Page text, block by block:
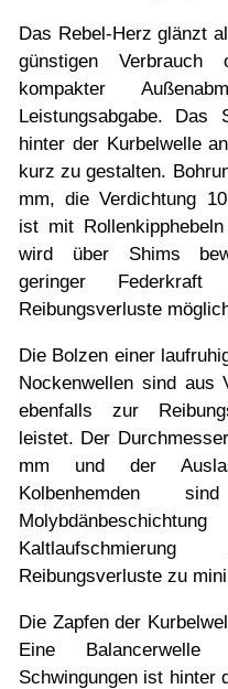
Das Rebel-Herz glänzt
günstigen Verbrauch
kompakter
Leistungsabgabe. Das
hinter der Kurbelwelle
kurz zu gestalten.
mm, die Verdichtung
ist mit
wird über Shims
geringer
Reibungsverluste
Die Bolzen einer
Nockenwellen sind aus
ebenfalls zur
leistet. Der
mm und der
Kolbenhemden
Reibungsverluste zu
Die Zapfen der
Eine
Schwingungen ist hinter